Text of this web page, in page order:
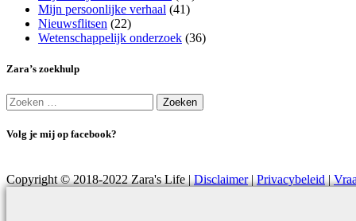
Mijn persoonlijke verhaal (41)
Nieuwsflitsen (22)
Wetenschappelijk onderzoek (36)
Zara’s zoekhulp
Zoeken
naar:
Volg je mij op facebook?
Copyright © 2018-2022 Zara's Life |Disclaimer|Privacybeleid|